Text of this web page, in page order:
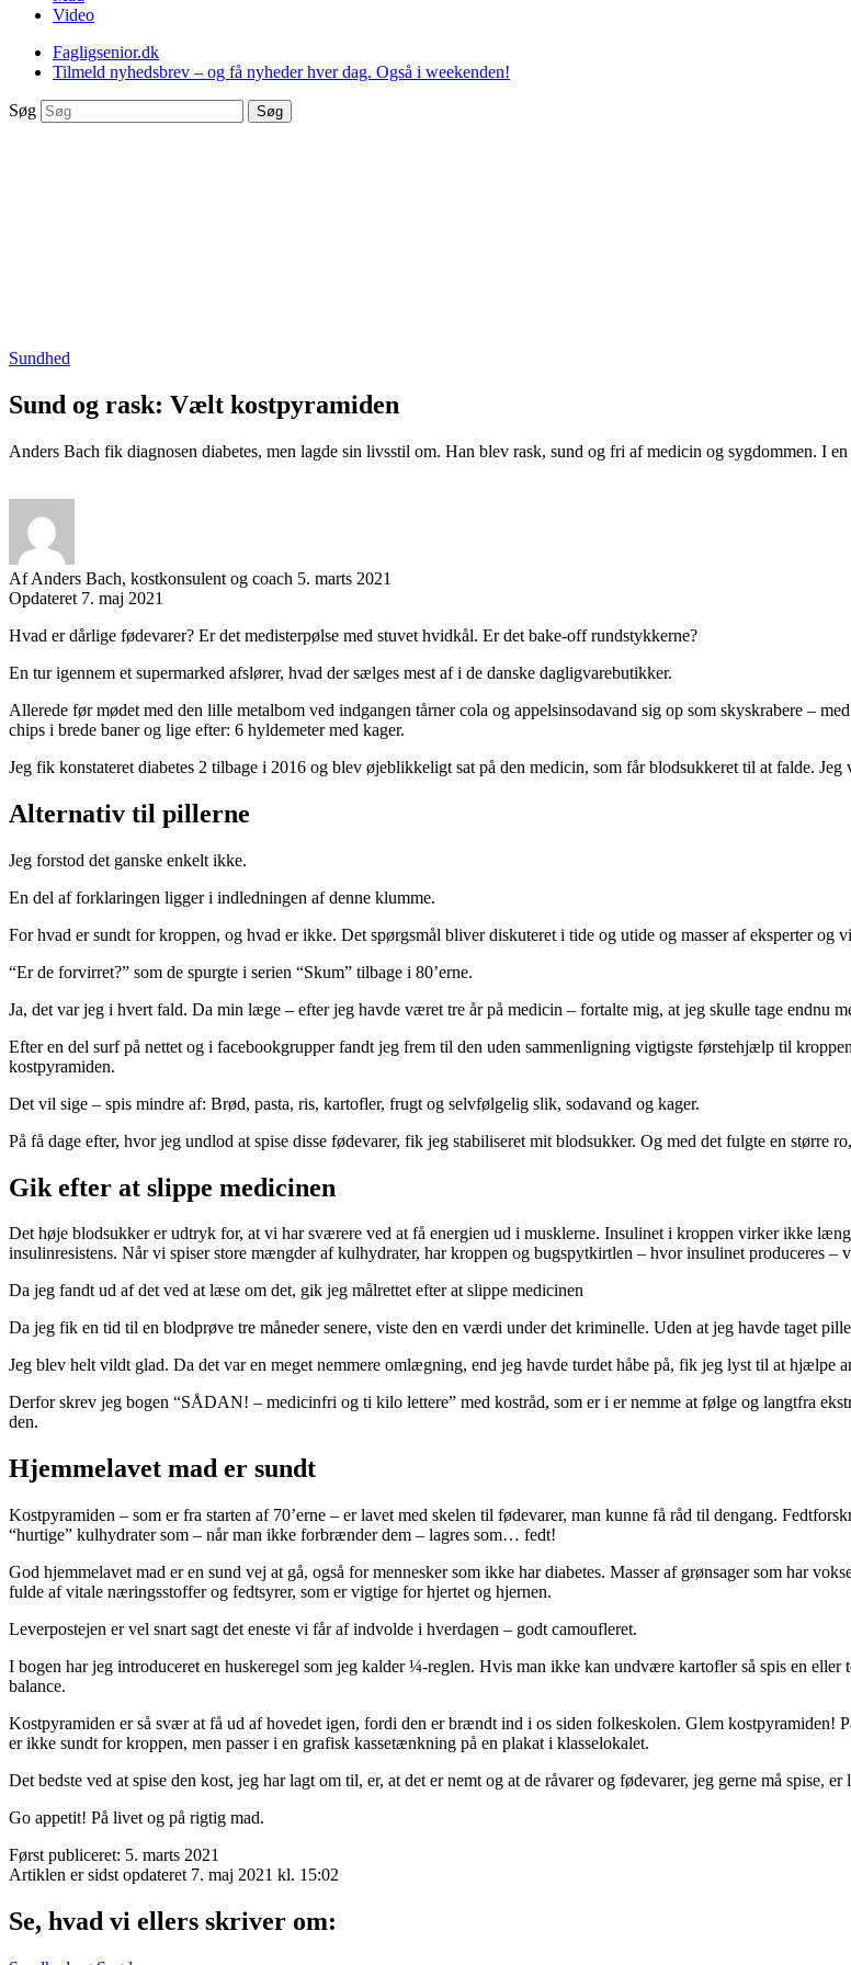
Video
Fagligsenior.dk
Tilmeld nyhedsbrev – og få nyheder hver dag. Også i weekenden!
Søg Søg
Sundhed
Sund og rask: Vælt kostpyramiden
Anders Bach fik diagnosen diabetes, men lagde sin livsstil om. Han blev rask, sund og fri af medicin og sygdommen. I
Af Anders Bach, kostkonsulent og coach 5. marts 2021
Opdateret 7. maj 2021
Hvad er dårlige fødevarer? Er det medisterpølse med stuvet hvidkål. Er det bake-off rundstykkerne?
En tur igennem et supermarked afslører, hvad der sælges mest af i de danske dagligvarebutikker.
Allerede før mødet med den lille metalbom ved indgangen tårner cola og appelsinsodavand sig op som skyskrabere –
chips i brede baner og lige efter: 6 hyldemeter med kager.
Jeg fik konstateret diabetes 2 tilbage i 2016 og blev øjeblikkeligt sat på den medicin, som får blodsukkeret til at falde.
Alternativ til pillerne
Jeg forstod det ganske enkelt ikke.
En del af forklaringen ligger i indledningen af denne klumme.
For hvad er sundt for kroppen, og hvad er ikke. Det spørgsmål bliver diskuteret i tide og utide og masser af eksperter og
“Er de forvirret?” som de spurgte i serien “Skum” tilbage i 80’erne.
Ja, det var jeg i hvert fald. Da min læge – efter jeg havde været tre år på medicin – fortalte mig, at jeg skulle tage endnu
Efter en del surf på nettet og i facebookgrupper fandt jeg frem til den uden sammenligning vigtigste førstehjælp til
kostpyramiden.
Det vil sige – spis mindre af: Brød, pasta, ris, kartofler, frugt og selvfølgelig slik, sodavand og kager.
På få dage efter, hvor jeg undlod at spise disse fødevarer, fik jeg stabiliseret mit blodsukker. Og med det fulgte en større
Gik efter at slippe medicinen
Det høje blodsukker er udtryk for, at vi har sværere ved at få energien ud i musklerne. Insulinet i kroppen virker ikke
insulinresistens. Når vi spiser store mængder af kulhydrater, har kroppen og bugspytkirtlen – hvor insulinet produceres –
Da jeg fandt ud af det ved at læse om det, gik jeg målrettet efter at slippe medicinen
Da jeg fik en tid til en blodprøve tre måneder senere, viste den en værdi under det kriminelle. Uden at jeg havde taget
Jeg blev helt vildt glad. Da det var en meget nemmere omlægning, end jeg havde turdet håbe på, fik jeg lyst til at hjælpe
Derfor skrev jeg bogen “SÅDAN! – medicinfri og ti kilo lettere” med kostråd, som er i er nemme at følge og langtfra
den.
Hjemmelavet mad er sundt
Kostpyramiden – som er fra starten af 70’erne – er lavet med skelen til fødevarer, man kunne få råd til dengang.
“hurtige” kulhydrater som – når man ikke forbrænder dem – lagres som… fedt!
God hjemmelavet mad er en sund vej at gå, også for mennesker som ikke har diabetes. Masser af grønsager som har
fulde af vitale næringsstoffer og fedtsyrer, som er vigtige for hjertet og hjernen.
Leverpostejen er vel snart sagt det eneste vi får af indvolde i hverdagen – godt camoufleret.
I bogen har jeg introduceret en huskeregel som jeg kalder ¼-reglen. Hvis man ikke kan undvære kartofler så spis en
balance.
Kostpyramiden er så svær at få ud af hovedet igen, fordi den er brændt ind i os siden folkeskolen. Glem kostpyramiden!
er ikke sundt for kroppen, men passer i en grafisk kassetænkning på en plakat i klasselokalet.
Det bedste ved at spise den kost, jeg har lagt om til, er, at det er nemt og at de råvarer og fødevarer, jeg gerne må spise,
Go appetit! På livet og på rigtig mad.
Først publiceret: 5. marts 2021
Artiklen er sidst opdateret 7. maj 2021 kl. 15:02
Se, hvad vi ellers skriver om: